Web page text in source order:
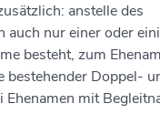
anstelle des
auch nur einer oder
besteht, zum
bestehender Doppel-
mit